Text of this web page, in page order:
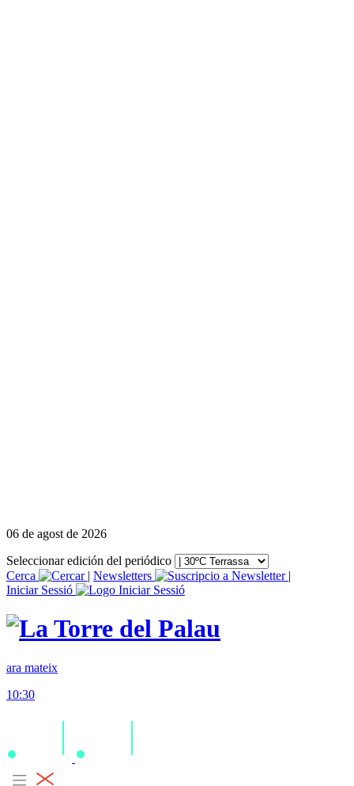
06 de agost de 2026
Seleccionar edición del periódico
Cerca
| Newsletters
|
Iniciar Sessió
ara mateix
10:30